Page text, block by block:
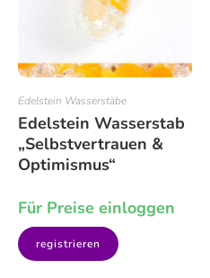
Edelstein Wasserstäbe
Edelstein Wasserstab
„Selbstvertrauen &
Optimismus“
Für Preise einloggen
registrieren